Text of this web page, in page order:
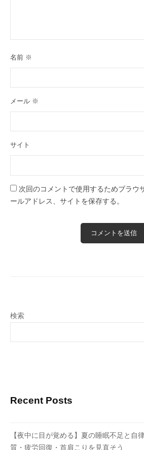
名前 ※
メール ※
サイト
次回のコメントで使用するためブラウ
ールアドレス、サイトを保存する。
検索
Recent Posts
【夜中に目が覚める】夏の睡眠不足と自
質・疲労回復・首肩こりを見直そう